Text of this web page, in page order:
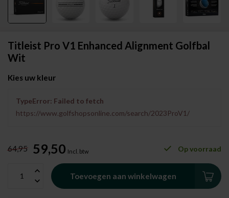
Titleist Pro V1 Enhanced Alignment Golfbal
Wit
Kies uw kleur
TypeError: Failed to fetch
https://www.golfshopsonline.com/search/2023ProV1/
64,95 59,50 Incl. btw Op voorraad
Toevoegen aan winkelwagen